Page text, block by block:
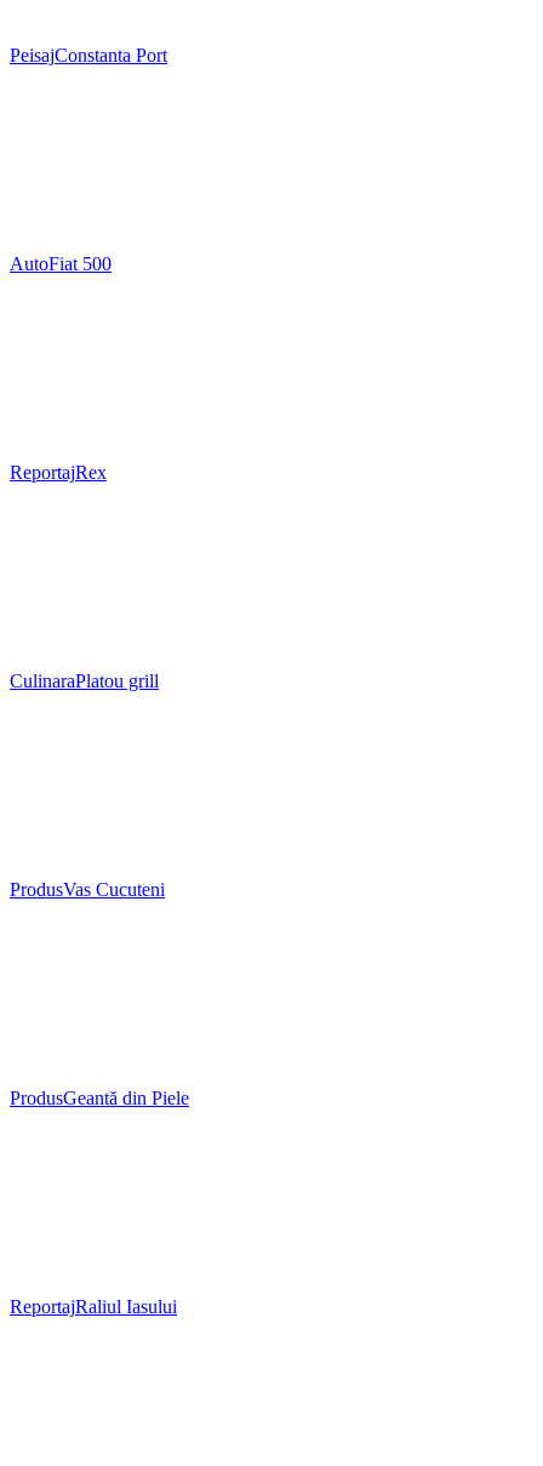
PeisajConstanta Port
AutoFiat 500
ReportajRex
CulinaraPlatou grill
ProdusVas Cucuteni
ProdusGeantă din Piele
ReportajRaliul Iasului